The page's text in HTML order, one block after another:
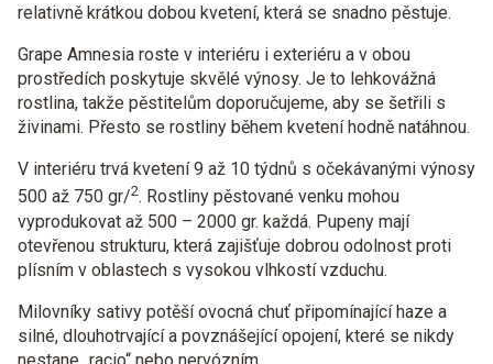
relativně krátkou dobou kvetení, která se snadno pěstuje.
Grape Amnesia roste v interiéru i exteriéru a v obou
prostředích poskytuje skvělé výnosy. Je to lehkovážná
rostlina, takže pěstitelům doporučujeme, aby se šetřili s
živinami. Přesto se rostliny během kvetení hodně natáhnou.
V interiéru trvá kvetení 9 až 10 týdnů s očekávanými výnosy
500 až 750 gr/2. Rostliny pěstované venku mohou
vyprodukovat až 500 – 2000 gr. každá. Pupeny mají
otevřenou strukturu, která zajišťuje dobrou odolnost proti
plísním v oblastech s vysokou vlhkostí vzduchu.
Milovníky sativy potěší ovocná chuť připomínající haze a
silné, dlouhotrvající a povznášející opojení, které se nikdy
nestane „racio“ nebo nervózním.